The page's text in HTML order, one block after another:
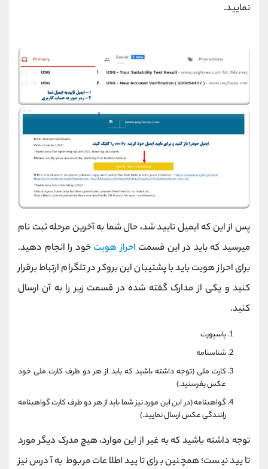
نمایید.
پس از این که ایمیل تایید شد، حال شما به آخرین مرحله ثبت نام
میرسید که باید در این قسمت احراز هویت خود را انجام دهید.
برای احراز هویت باید با پشتیبان این بروکر در تلگرام ارتباط برقرار
کنید و یکی از مدارک گفته شده در قسمت زیر را به آن ارسال
کنید.
پاسپورت
شناسنامه
کارت ملی (توجه داشته باشید که باید از هر دو طرف کارت ملی خود
عکس بفرستید.)
گواهینامه (در این این مورد نیز شما باید از هر دو طرف کارت گواهینامه
رانندگی عکس ارسال نمایید.)
توجه داشته باشید که به غیر از این موارد، هیچ مدرک دیگر مورد
تایید نیست؛ همچنین برای تایید اطلاعات مربوط به آدرس نیز